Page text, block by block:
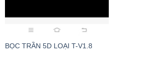
BỌC TRẦN 5D LOẠI T-V1.8